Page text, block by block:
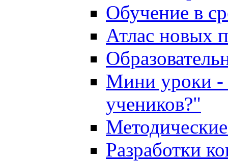
Обучение в
Атлас новых
Мини уроки -
учеников?"
Разработки